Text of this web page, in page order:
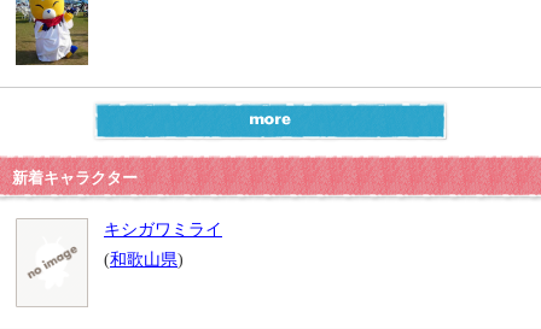
新着キャラクター
キシガワミライ
(和歌山県)